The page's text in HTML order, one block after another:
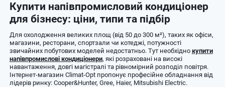
Купити напівпромисловий кондиціонер
для бізнесу: ціни, типи та підбір
Для охолодження великих площ (від 50 до 300 м²), таких як офіси,
магазини, ресторани, спортзали чи котеджі, потужності
звичайних побутових моделей недостатньо. Тут необхідно купити
напівпромислові кондиціонери, які розраховані на високі
навантаження, довгі магістралі та рівномірний розподіл повітря.
Інтернет-магазин Climat-Opt пропонує професійне обладнання від
лідерів ринку: Cooper&Hunter, Gree, Haier, Mitsubishi Electric.